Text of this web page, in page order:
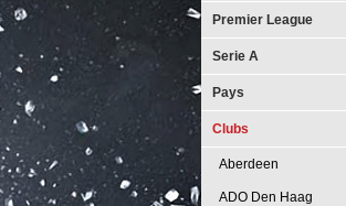
Premier League
Serie A
Pays
Clubs
Aberdeen
ADO Den Haag